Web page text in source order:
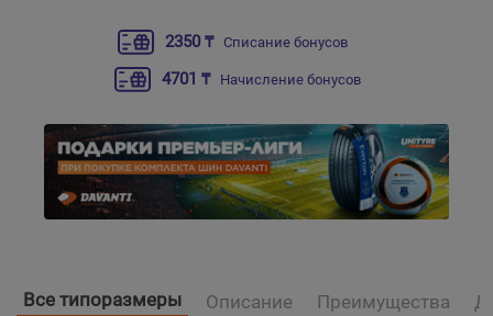
2350 ₸ Списание бонусов
4701 ₸ Начисление бонусов
Все типоразмеры Описание Преимущества